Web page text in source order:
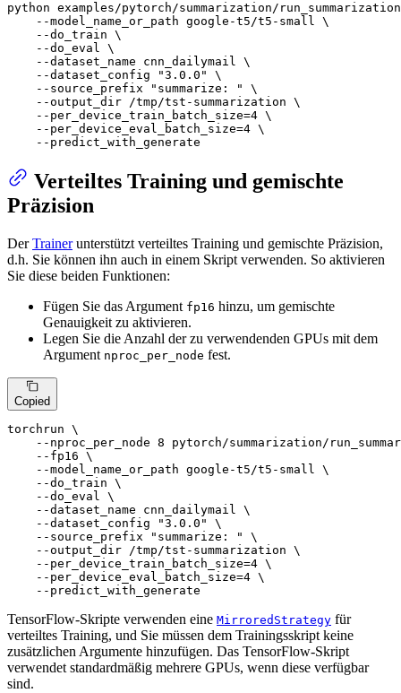
python examples/pytorch/summarization/
    --model_name_or_path google-t5/t5-small \
    --do_train \
    --do_eval \
    --dataset_name cnn_dailymail \
    --dataset_config
"3.0.0"
\
    --source_prefix
"summarize: "
\
    --output_dir /tmp/tst-summarization \
    --per_device_train_batch_size=4 \
    --per_device_eval_batch_size=4 \
    --predict_with_generate
Verteiltes Training und gemischte
Präzision
DerTrainerunterstützt verteiltes Training und gemischte Präzision,
d.h. Sie können ihn auch in einem Skript verwenden. So aktivieren
Sie diese beiden Funktionen:
Fügen Sie das Argument fp16 hinzu, um gemischte
Genauigkeit zu aktivieren.
Legen Sie die Anzahl der zu verwendenden GPUs mit dem
Argument nproc_per_node fest.
Copied
torchrun \
--nproc_per_node 8 pytorch/summarization/
    --fp16 \
    --model_name_or_path google-t5/t5-small \
    --do_train \
    --do_eval \
    --dataset_name cnn_dailymail \
    --dataset_config
"3.0.0"
\
    --source_prefix
"summarize: "
\
    --output_dir /tmp/tst-summarization \
    --per_device_train_batch_size=4 \
    --per_device_eval_batch_size=4 \
    --predict_with_generate
TensorFlow-Skripte verwenden eine MirroredStrategy für
verteiltes Training, und Sie müssen dem Trainingsskript keine
zusätzlichen Argumente hinzufügen. Das TensorFlow-Skript
verwendet standardmäßig mehrere GPUs, wenn diese verfügbar
sind.